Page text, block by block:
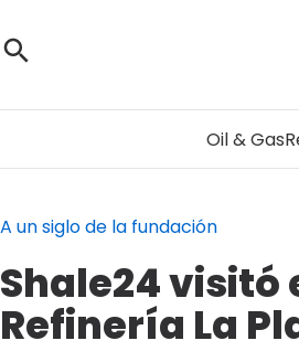
Oil & Gas
A un siglo de la fundación
Shale24 visitó
Refinería La